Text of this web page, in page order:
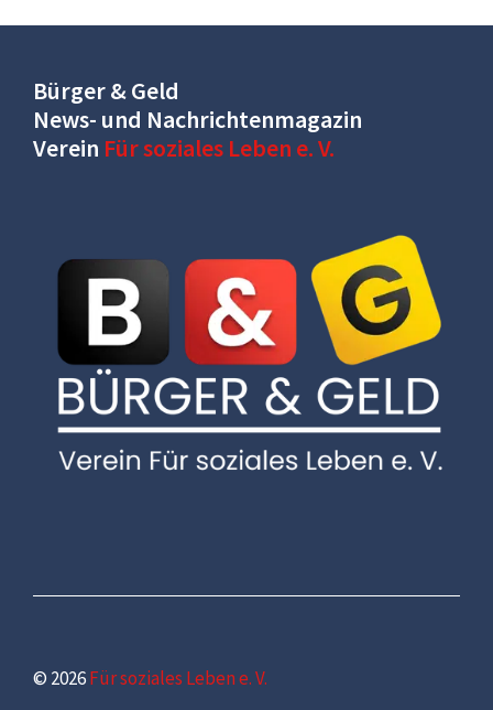
Bürger & Geld
News- und Nachrichtenmagazin
Verein Für soziales Leben e. V.
© 2026Für soziales Leben e. V.